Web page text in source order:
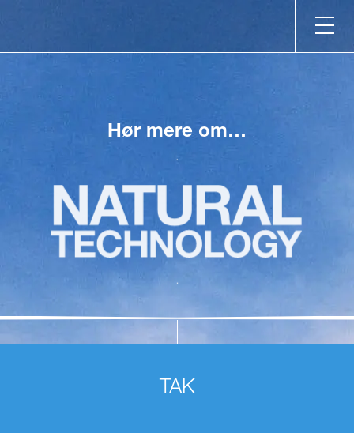
Hør mere om…
TAK